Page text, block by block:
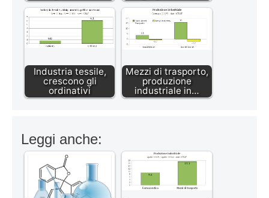
Industria tessile,
crescono gli
ordinativi
Mezzi di trasporto,
produzione
industriale in…
Leggi anche: